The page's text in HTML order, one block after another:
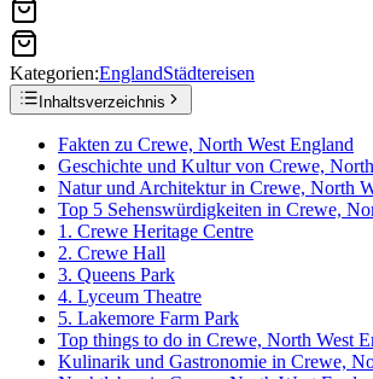
Kategorien:EnglandStädtereisen
Inhaltsverzeichnis
Fakten zu Crewe, North West England
Geschichte und Kultur von Crewe,
Natur und Architektur in Crewe, North
Top 5 Sehenswürdigkeiten in Crewe,
1. Crewe Heritage Centre
2. Crewe Hall
3. Queens Park
4. Lyceum Theatre
5. Lakemore Farm Park
Top things to do in Crewe, North West
Kulinarik und Gastronomie in Crewe,